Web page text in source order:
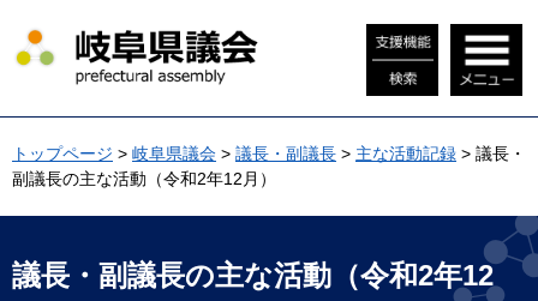
ジ
先
で
す
。
ュ
を
ば
し
て
文
へ
トップページ > 岐阜県議会 > 議長・副議長 > 主な活動記録 > 議長・
副議長の主な活動（令和2年12月）
議長・副議長の主な活動（令和2年12